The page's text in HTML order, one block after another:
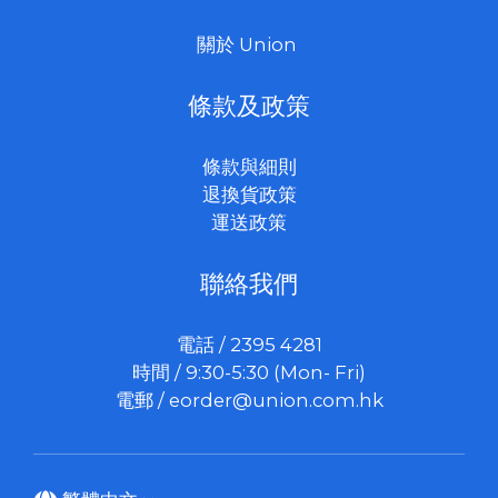
關於 Union
條款及政策
條款與細則
退換貨政策
運送政策
聯絡我們
電話 / 2395 4281
時間 / 9:30-5:30 (Mon- Fri)
電郵 / eorder@union.com.hk